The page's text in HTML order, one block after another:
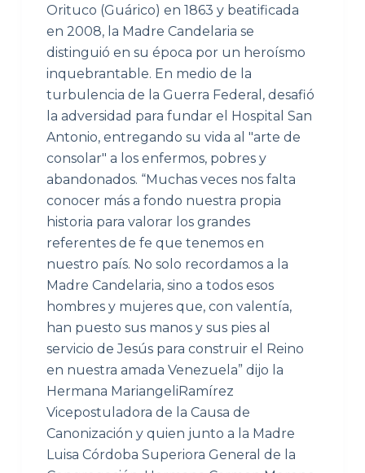
Orituco (Guárico) en 1863 y beatificada
en 2008, la Madre Candelaria se
distinguió en su época por un heroísmo
inquebrantable. En medio de la
turbulencia de la Guerra Federal, desafió
la adversidad para fundar el Hospital San
Antonio, entregando su vida al "arte de
consolar" a los enfermos, pobres y
abandonados. “Muchas veces nos falta
conocer más a fondo nuestra propia
historia para valorar los grandes
referentes de fe que tenemos en
nuestro país. No solo recordamos a la
Madre Candelaria, sino a todos esos
hombres y mujeres que, con valentía,
han puesto sus manos y sus pies al
servicio de Jesús para construir el Reino
en nuestra amada Venezuela” dijo la
Hermana MariangeliRamírez
Vicepostuladora de la Causa de
Canonización y quien junto a la Madre
Luisa Córdoba Superiora General de la